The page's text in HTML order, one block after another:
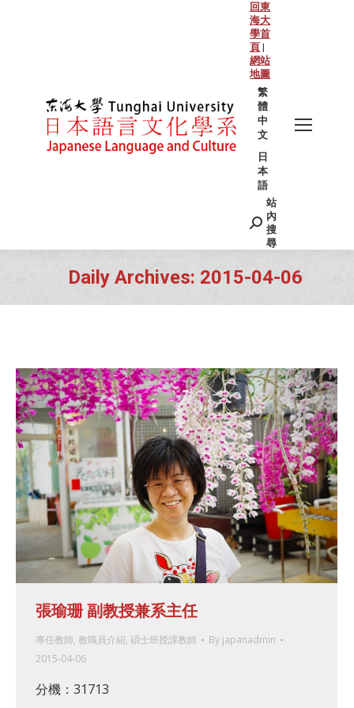
回東
海大
學首
頁 |
網站
地圖
繁
體
中
文
日
本
語
Search:
站
內
搜
尋
Daily Archives: 2015-04-06
You are here:
張瑜珊 副教授兼系主任
專任教師, 教職員介紹, 碩士班授課教師 By japanadmin
2015-04-06
分機：31713